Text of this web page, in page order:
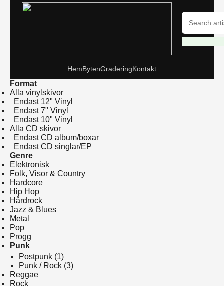
HemBytenGraderingKontakt
Format
Alla vinylskivor
Endast 12" Vinyl
Endast 7" Vinyl
Endast 10" Vinyl
Alla CD skivor
Endast CD album/boxar
Endast CD singlar/EP
Genre
Elektronisk
Folk, Visor & Country
Hardcore
Hip Hop
Hårdrock
Jazz & Blues
Metal
Pop
Progg
Punk
Postpunk (1)
Punk / Rock (3)
Reggae
Rock